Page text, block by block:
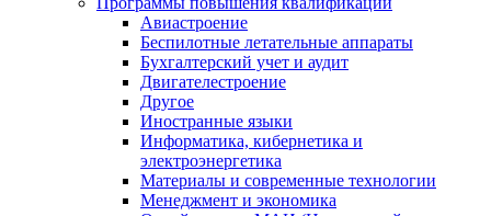
Авиастроение
Беспилотные летательные аппараты
Бухгалтерский учет и аудит
Двигателестроение
Другое
Иностранные языки
Информатика, кибернетика и
электроэнергетика
Материалы и современные технологии
Менеджмент и экономика